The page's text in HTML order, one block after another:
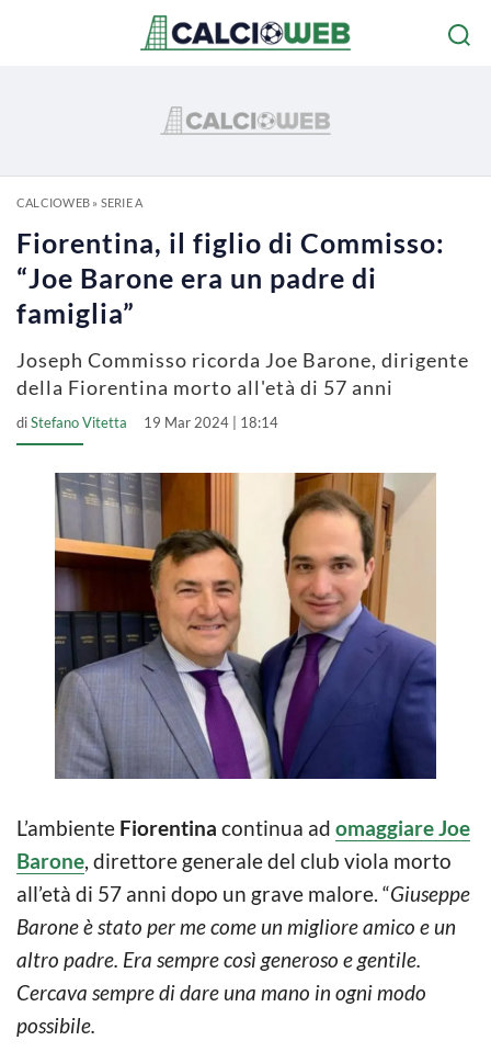
CALCIOWEB» SERIE A
Fiorentina, il figlio di Commisso:
“Joe Barone era un padre di
famiglia”
Joseph Commisso ricorda Joe Barone, dirigente
della Fiorentina morto all'età di 57 anni
diStefano Vitetta 19 Mar 2024 | 18:14
L’ambiente Fiorentina continua ad omaggiare Joe
Barone, direttore generale del club viola morto
all’età di 57 anni dopo un grave malore. “Giuseppe
Barone è stato per me come un migliore amico e un
altro padre. Era sempre così generoso e gentile.
Cercava sempre di dare una mano in ogni modo
possibile.